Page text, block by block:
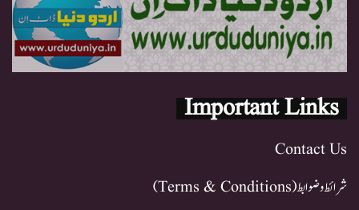
Important Links
Contact Us
شرائط و ضوابط (Terms & Conditions)